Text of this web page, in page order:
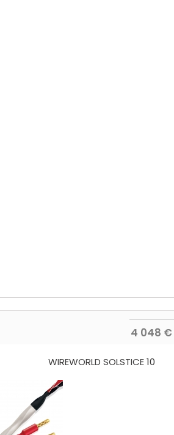
4 048 €
WIREWORLD SOLSTICE 10